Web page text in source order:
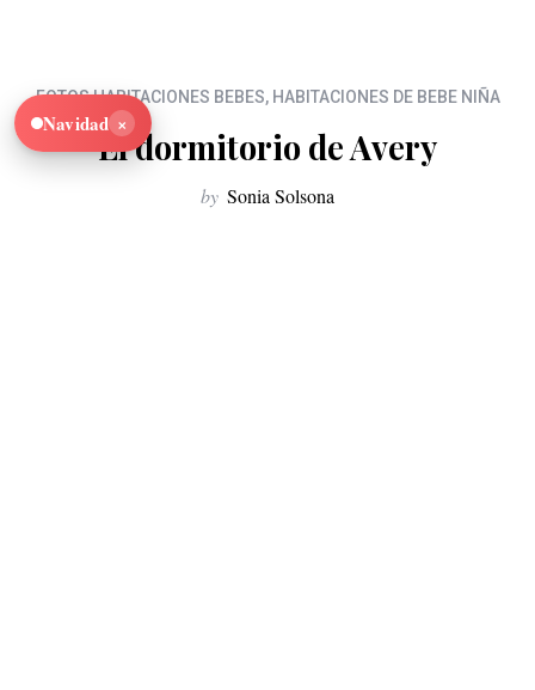
FOTOS HABITACIONES BEBES, HABITACIONES DE BEBE NIÑA
El dormitorio de Avery
by Sonia Solsona
Navidad ×